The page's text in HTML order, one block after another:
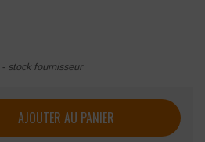
stock fournisseur
homme HEROCK Othello
AJOUTER AU PANIER